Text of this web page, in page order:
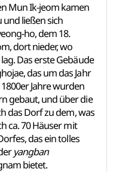
Mun Ik-jeom kamen
und ließen sich
ho, dem 18.
dort nieder, wo
Das erste Gebäude
das um das Jahr
Jahre wurden
gebaut, und über die
das Dorf zu dem, was
ca. 70 Häuser mit
das ein tolles
yangban
bietet.